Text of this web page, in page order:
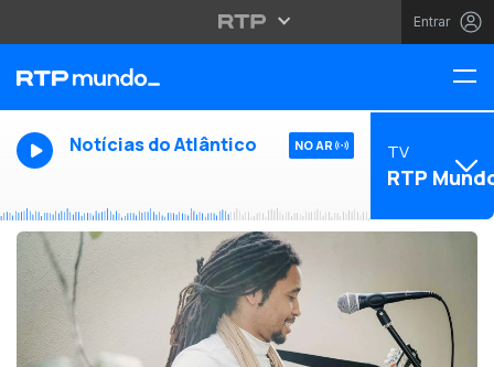
Entrar
Notícias do Atlântico NO AR TV
RTP